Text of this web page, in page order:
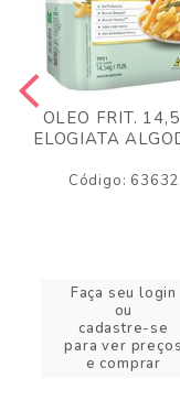
OLEO FRIT.
ELOGIATA
Código: 63632
Faça seu login
ou
cadastre-se
para ver preços
e comprar